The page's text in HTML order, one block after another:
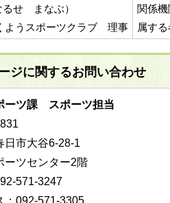
せ まなぶ）
ようスポーツクラブ 理事
関係
属す
ジに関するお問い合わせ
ーツ課 スポーツ担当
日市大谷6-28-1
ーツセンター2階
571-3247
：092-571-3305